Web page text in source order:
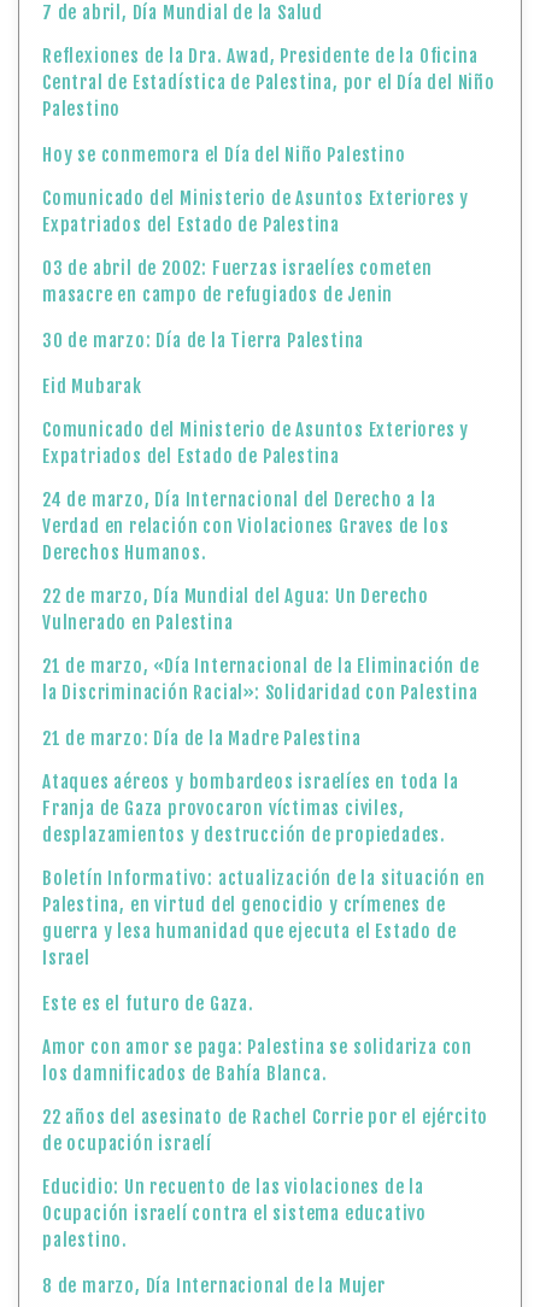
7 de abril, Día Mundial de la Salud
Reflexiones de la Dra. Awad, Presidente de la Oficina
Central de Estadística de Palestina, por el Día del Niño
Palestino
Hoy se conmemora el Día del Niño Palestino
Comunicado del Ministerio de Asuntos Exteriores y
Expatriados del Estado de Palestina
03 de abril de 2002: Fuerzas israelíes cometen
masacre en campo de refugiados de Jenin
30 de marzo: Día de la Tierra Palestina
Eid Mubarak
Comunicado del Ministerio de Asuntos Exteriores y
Expatriados del Estado de Palestina
24 de marzo, Día Internacional del Derecho a la
Verdad en relación con Violaciones Graves de los
Derechos Humanos.
22 de marzo, Día Mundial del Agua: Un Derecho
Vulnerado en Palestina
21 de marzo, «Día Internacional de la Eliminación de
la Discriminación Racial»: Solidaridad con Palestina
21 de marzo: Día de la Madre Palestina
Ataques aéreos y bombardeos israelíes en toda la
Franja de Gaza provocaron víctimas civiles,
desplazamientos y destrucción de propiedades.
Boletín Informativo: actualización de la situación en
Palestina, en virtud del genocidio y crímenes de
guerra y lesa humanidad que ejecuta el Estado de
Israel
Este es el futuro de Gaza.
Amor con amor se paga: Palestina se solidariza con
los damnificados de Bahía Blanca.
22 años del asesinato de Rachel Corrie por el ejército
de ocupación israelí
Educidio: Un recuento de las violaciones de la
Ocupación israelí contra el sistema educativo
palestino.
8 de marzo, Día Internacional de la Mujer